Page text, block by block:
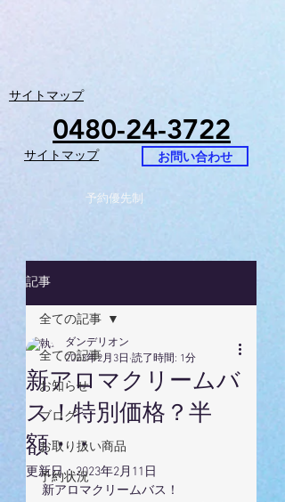
サイトマップ
0480-24-3722
サイトマップ お問い合わせ
予約優先制
記事
全ての記事
お知らせ
ブログ
お取り扱い商品
予約状況
全ての記事
新アロマクリームバ
ス！特別価格？半
額・・
ダンデリオン
2023年2月3日 読了時間: 1分
更新日：2023年2月11日
新アロマクリームバス！